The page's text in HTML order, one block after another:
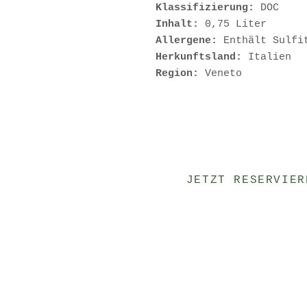
Klassifizierung: DOC
Inhalt: 0,75 Liter
Allergene: Enthält
Herkunftsland: Italien
Region: Veneto
JETZT